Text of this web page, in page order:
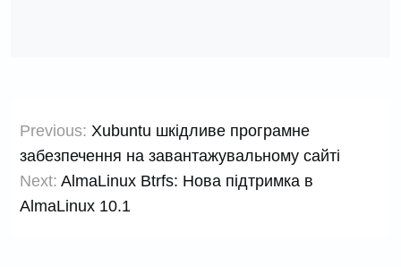
записів
Previous: Xubuntu шкідливе програмне
забезпечення на завантажувальному сайті
Next: AlmaLinux Btrfs: Нова підтримка в
AlmaLinux 10.1